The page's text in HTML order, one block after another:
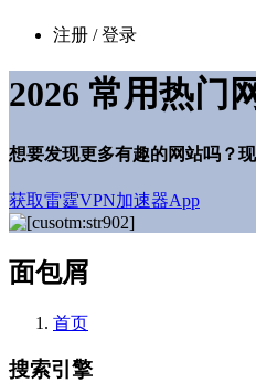
注册 / 登录
2026 常用热门
想要发现更多有趣的网站吗？
获取雷霆VPN加速器App
面包屑
首页
搜索引擎